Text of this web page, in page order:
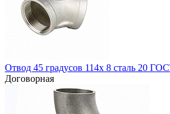
Отвод 45 градусов 114х 8 сталь 20
Договорная